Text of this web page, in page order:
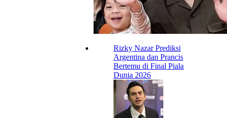
Rizky Nazar Prediksi
Argentina dan Prancis
Bertemu di Final Piala
Dunia 2026